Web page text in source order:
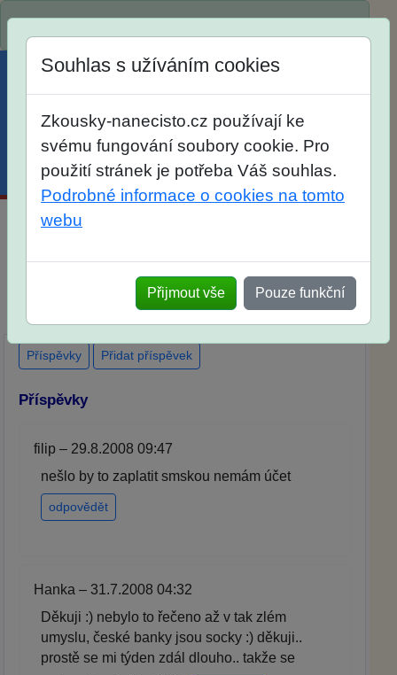
Menu Účet Košík
Souhlas s užíváním cookies
Zkousky-nanecisto.cz používají ke
svému fungování soubory cookie. Pro
použití stránek je potřeba Váš souhlas.
Podrobné informace o cookies na tomto
webu
Přijmout vše Pouze funkční
Příspěvky Přidat příspěvek
Příspěvky
filip – 29.8.2008 09:47
nešlo by to zaplatit smskou nemám účet
odpovědět
Hanka – 31.7.2008 04:32
Děkuji :) nebylo to řečeno až v tak zlém
umyslu, české banky jsou socky :) děkuji..
prostě se mi týden zdál dlouho.. takže se